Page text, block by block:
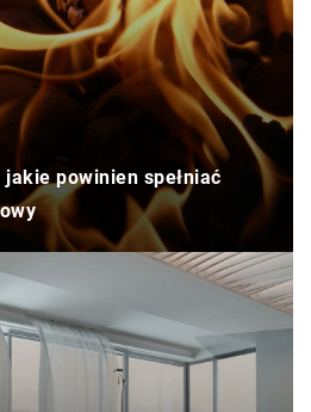
jakie powinien spełniać